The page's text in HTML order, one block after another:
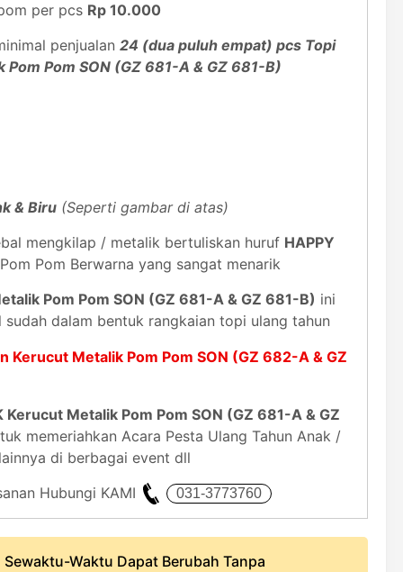
per pcs Rp 10.000
penjualan 24 (dua puluh empat) pcs Topi
Pom SON (GZ 681-A & GZ 681-B)
& Biru (Seperti gambar di atas)
mengkilap / metalik bertuliskan huruf HAPPY
Pom Berwarna yang sangat menarik
Pom Pom SON (GZ 681-A & GZ 681-B) ini
dalam bentuk rangkaian topi ulang tahun
Kerucut Metalik Pom Pom SON (GZ 682-A & GZ
Kerucut Metalik Pom Pom SON (GZ 681-A & GZ
memeriahkan Acara Pesta Ulang Tahun Anak /
di berbagai event dll
Hubungi KAMI
Waktu Dapat Berubah Tanpa